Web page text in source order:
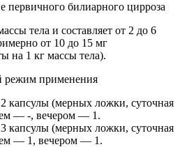
первичного билиарного цирроза
тела и составляет от 2 до 6
от 10 до 15 мг
на 1 кг массы тела).
режим применения
капсулы (мерных ложки, суточная
— -, вечером — 1.
капсулы (мерных ложки, суточная
— 1, вечером — 1.